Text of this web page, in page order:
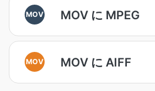
MOV MOV に MPEG
MOV MOV に AIFF